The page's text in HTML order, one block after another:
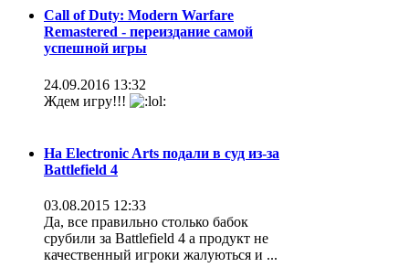
Call of Duty: Modern Warfare
Remastered - переиздание самой
успешной игры
24.09.2016 13:32
Ждем игру!!!
На Electronic Arts подали в суд из-за
Battlefield 4
03.08.2015 12:33
Да, все правильно столько бабок
срубили за Battlefield 4 а продукт не
качественный игроки жалуються и ...